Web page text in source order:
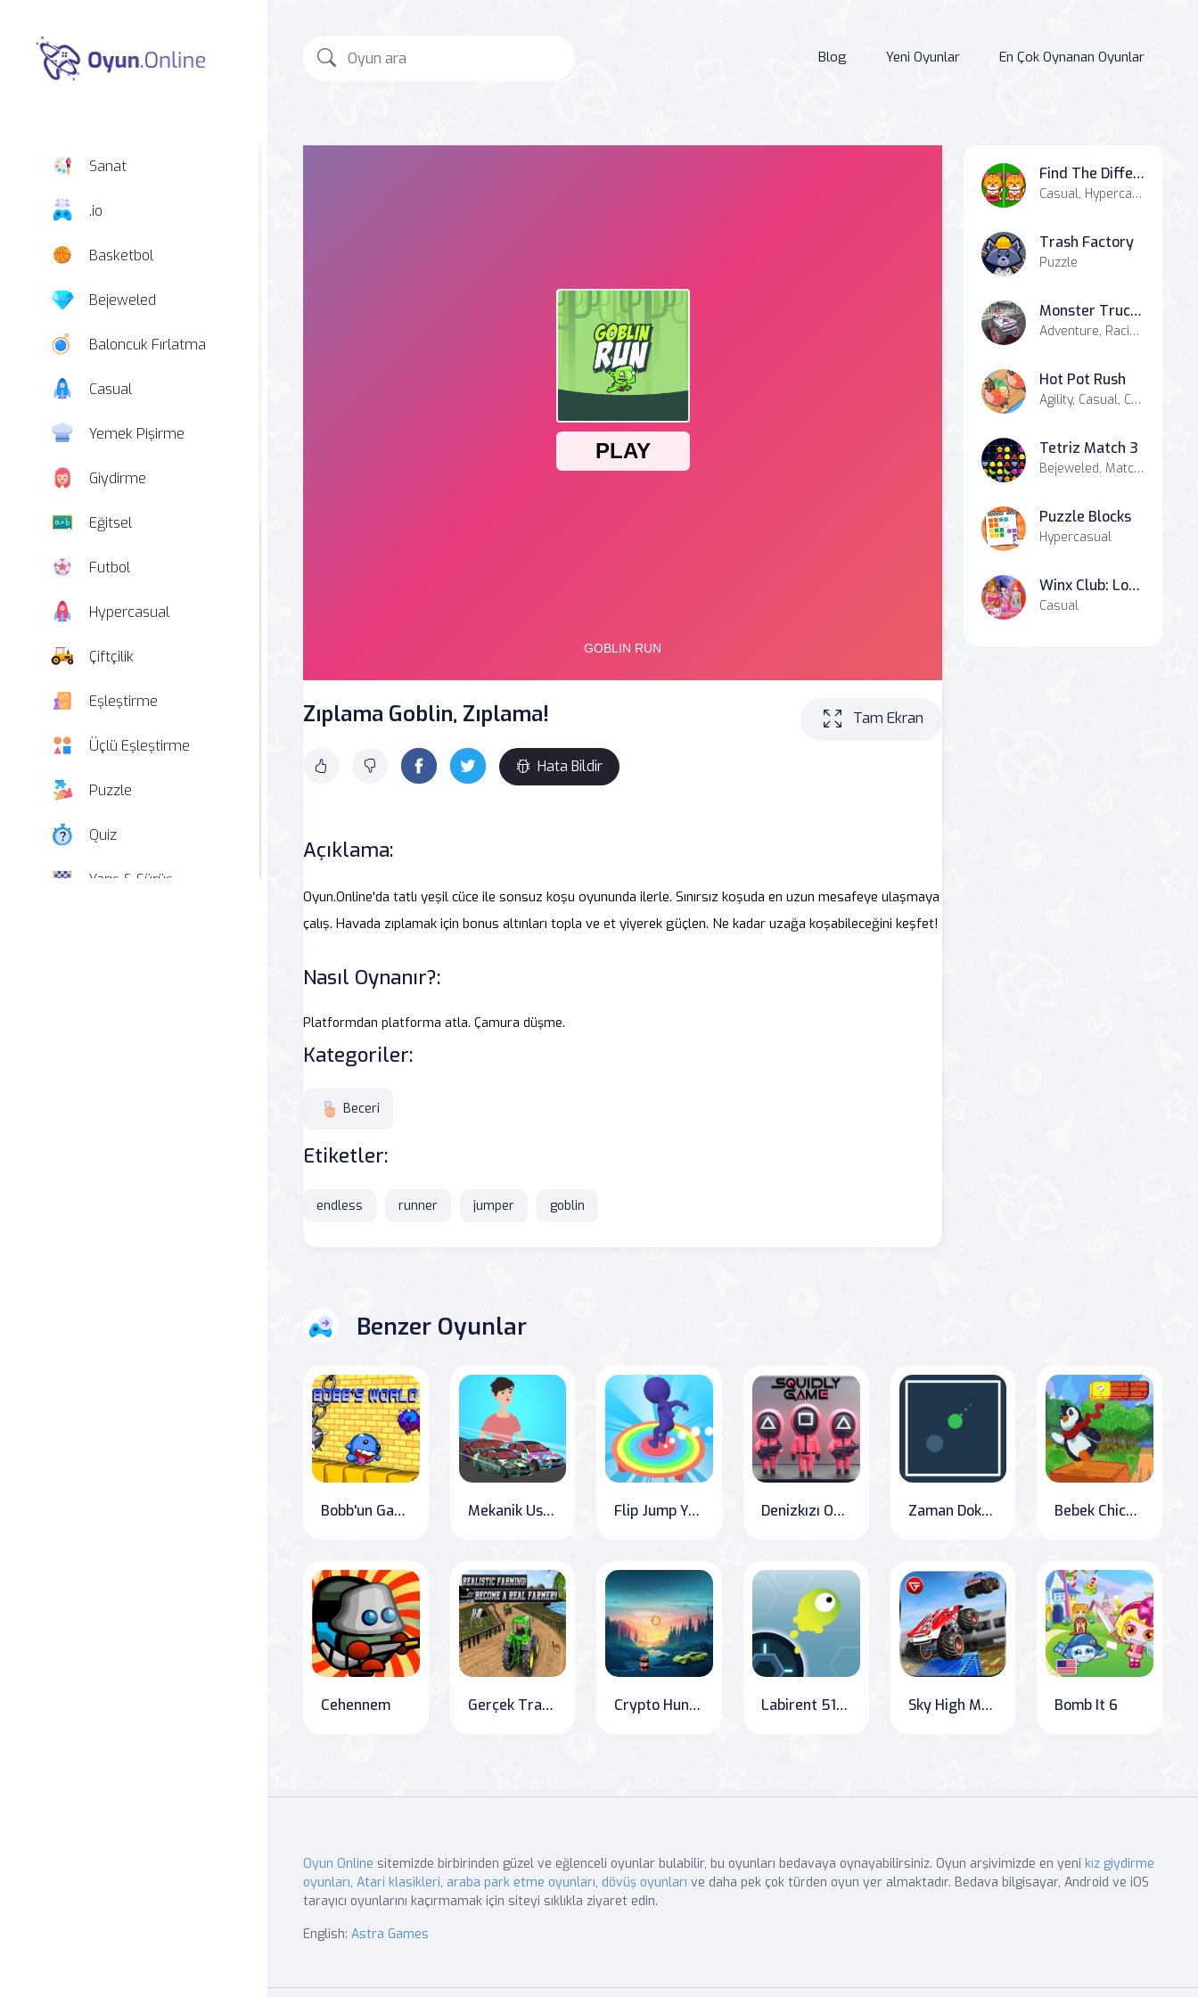
Sanat
.io
Basketbol
Bejeweled
Baloncuk Fırlatma
Casual
Yemek Pişirme
Giydirme
Eğitsel
Futbol
Hypercasual
Çiftçilik
Eşleştirme
Üçlü Eşleştirme
Puzzle
Quiz
Yarış & Sürüş
Blog Yeni Oyunlar En Çok Oynanan Oyunlar
Zıplama Goblin, Zıplama!
Hata Bildir
Tam Ekran
Açıklama:
Oyun.Online'da tatlı yeşil cüce ile sonsuz koşu oyununda ilerle. Sınırsız koşuda en uzun mesafeye ulaşmaya
çalış. Havada zıplamak için bonus altınları topla ve et yiyerek güçlen. Ne kadar uzağa koşabileceğini keşfet!
Nasıl Oynanır?:
Platformdan platforma atla. Çamura düşme.
Kategoriler:
Beceri
Etiketler:
endless runner jumper goblin
Find The Difference Animal
Casual, Hypercasual, Puzzle, Quiz
Trash Factory
Puzzle
Monster Truck Stunts Free Jeep Racing Games
Adventure, Racing & Driving, Agility, Casual, Simulation
Hot Pot Rush
Agility, Casual, Casual
Tetriz Match 3
Bejeweled, Match-3
Puzzle Blocks
Hypercasual
Winx Club: Love and Pet
Casual
Benzer Oyunlar
Bobb'un Gastronomi Macerası Mekanik Ustası Koşusu Flip Jump Yarışı 3D Denizkızı Oyunu Zaman Dokunuşu Bebek Chicco'nun Maceraları
Cehennem Gerçek Traktör Çiftçilik Simülatörü: Ağır Hizmet Traktör Çiftçiliği Crypto Hunter: Catch Them All! Labirent 51: Ateş Kulesi Macerası Sky High Monster Truck Madness Bomb It 6
Oyun Online sitemizde birbirinden güzel ve eğlenceli oyunlar bulabilir, bu oyunları bedavaya oynayabilirsiniz. Oyun arşivimizde en yeni kız giydirme
oyunları, Atari klasikleri, araba park etme oyunları, dövüş oyunları ve daha pek çok türden oyun yer almaktadır. Bedava bilgisayar, Android ve iOS
tarayıcı oyunlarını kaçırmamak için siteyi sıklıkla ziyaret edin.
English: Astra Games